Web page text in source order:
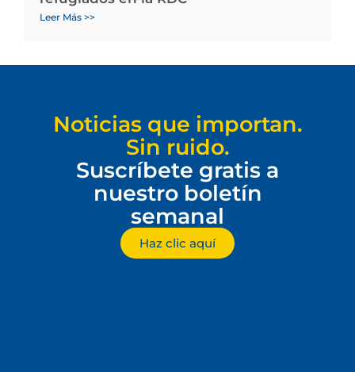
Leer Más >>
Noticias que importan.
Sin ruido.
Suscríbete gratis a
nuestro boletín
semanal
Haz clic aquí